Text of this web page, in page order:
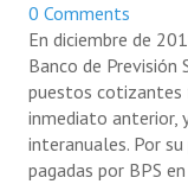
0 Comments
En diciembre de
Banco de Previsión
puestos cotizantes
inmediato anterior,
interanuales. Por
pagadas por BPS